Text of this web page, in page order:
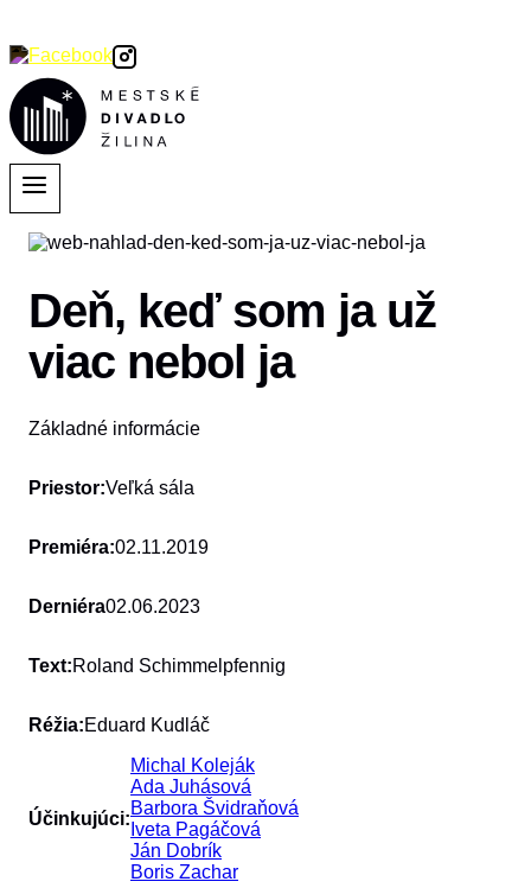
Deň, keď som ja už
viac nebol ja
Základné informácie
Priestor:Veľká sála
Premiéra:02.11.2019
Derniéra02.06.2023
Text:Roland Schimmelpfennig
Réžia:Eduard Kudláč
Účinkujúci:
Michal Koleják
Ada Juhásová
Barbora Švidraňová
Iveta Pagáčová
Ján Dobrík
Boris Zachar